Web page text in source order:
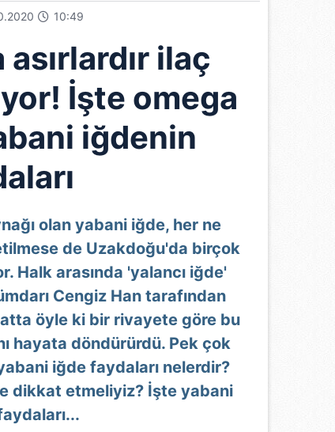
10:49
ilaç
İşte omega
iğdenin
olan yabani iğde, her ne
de Uzakdoğu'da birçok
Halk arasında 'yalancı iğde'
Cengiz Han tarafından
öyle ki bir rivayete göre bu
hayata döndürürdü. Pek çok
iğde faydaları nelerdir?
dikkat etmeliyiz? İşte yabani